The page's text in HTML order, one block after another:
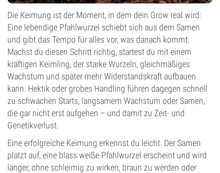
Die Keimung ist der Moment, in dem dein Grow real wird:
Eine lebendige Pfahlwurzel schiebt sich aus dem Samen
und gibt das Tempo für alles vor, was danach kommt.
Machst du diesen Schritt richtig, startest du mit einem
kräftigen Keimling, der starke Wurzeln, gleichmäßiges
Wachstum und später mehr Widerstandskraft aufbauen
kann. Hektik oder grobes Handling führen dagegen schnell
zu schwachen Starts, langsamem Wachstum oder Samen,
die gar nicht erst aufgehen – und damit zu Zeit- und
Genetikverlust.
Eine erfolgreiche Keimung erkennst du leicht. Der Samen
platzt auf, eine blass weiße Pfahlwurzel erscheint und wird
länger, ohne schleimig zu wirken, braun zu werden oder